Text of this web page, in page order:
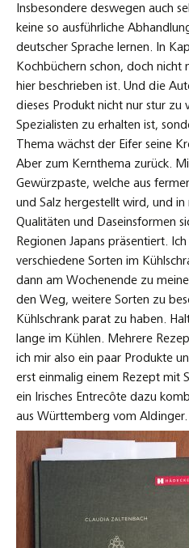
Insbesondere deswegen auch
keine so ausführliche
deutscher Sprache lernen. In
Kochbüchern schon, doch nicht
hier beschrieben ist. Und die
dieses Produkt nicht nur stur zu
Spezialisten zu erhalten ist,
Thema wächst der Eifer seine
Aber zum Kernthema zurück.
Gewürzpaste, welche aus
und Salz hergestellt wird, und in
Qualitäten und Daseinsformen
Regionen Japans präsentiert.
verschiedene Sorten im
dann am Wochenende zu
den Weg, weitere Sorten zu
Kühlschrank parat zu haben.
lange im Kühlen. Mehrere
ich mir also ein paar Produkte
erst einmalig einem Rezept mit
ein Irisches Entrecôte dazu
aus Württemberg vom Aldinger.